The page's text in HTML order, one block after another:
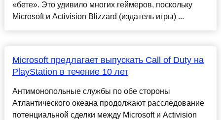
«бете». Это удивило многих геймеров, поскольку
Microsoft и Activision Blizzard (издатель игры) ...
Microsoft предлагает выпускать Call of Duty на
PlayStation в течение 10 лет
Антимонопольные службы по обе стороны
Атлантического океана продолжают расследование
потенциальной сделки между Microsoft и Activision